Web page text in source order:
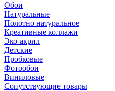
Обои
Натуральные
Полотно натуральное
Креативные коллажи
Эко-акрил
Детские
Пробковые
Фотообои
Виниловые
Сопутствующие товары